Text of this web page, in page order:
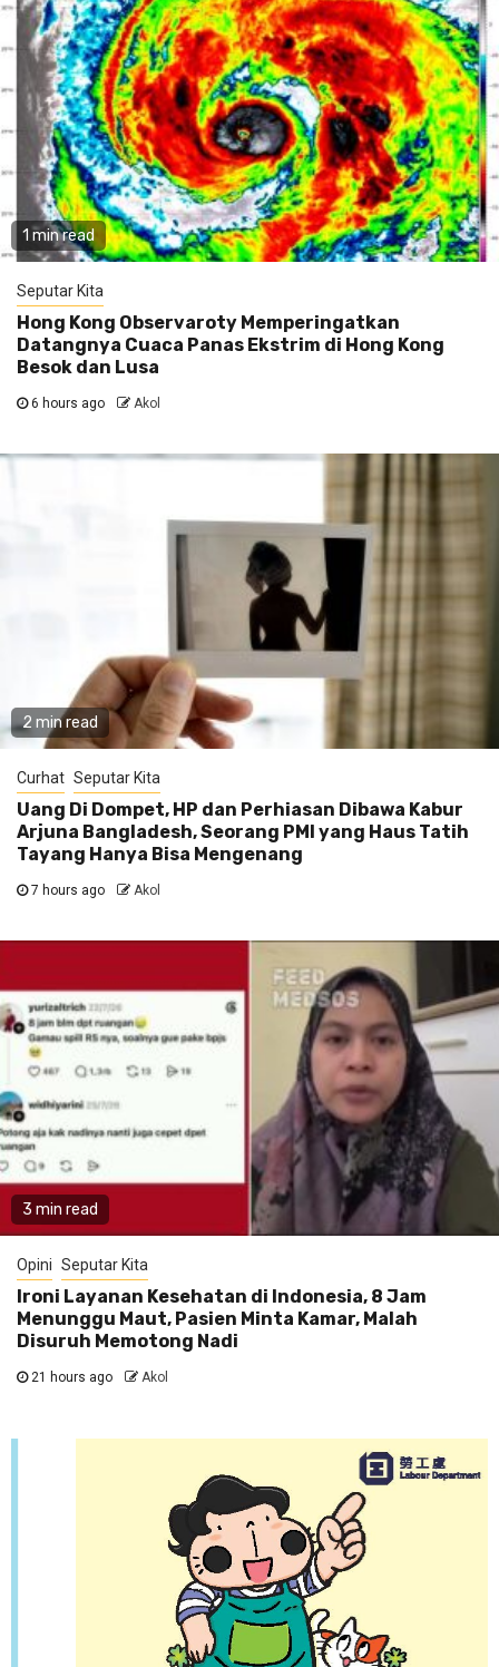
1 min read
Seputar Kita
Hong Kong Observaroty Memperingatkan
Datangnya Cuaca Panas Ekstrim di Hong Kong
Besok dan Lusa
6 hours ago Akol
2 min read
Curhat Seputar Kita
Uang Di Dompet, HP dan Perhiasan Dibawa Kabur
Arjuna Bangladesh, Seorang PMI yang Haus Tatih
Tayang Hanya Bisa Mengenang
7 hours ago Akol
3 min read
Opini Seputar Kita
Ironi Layanan Kesehatan di Indonesia, 8 Jam
Menunggu Maut, Pasien Minta Kamar, Malah
Disuruh Memotong Nadi
21 hours ago Akol